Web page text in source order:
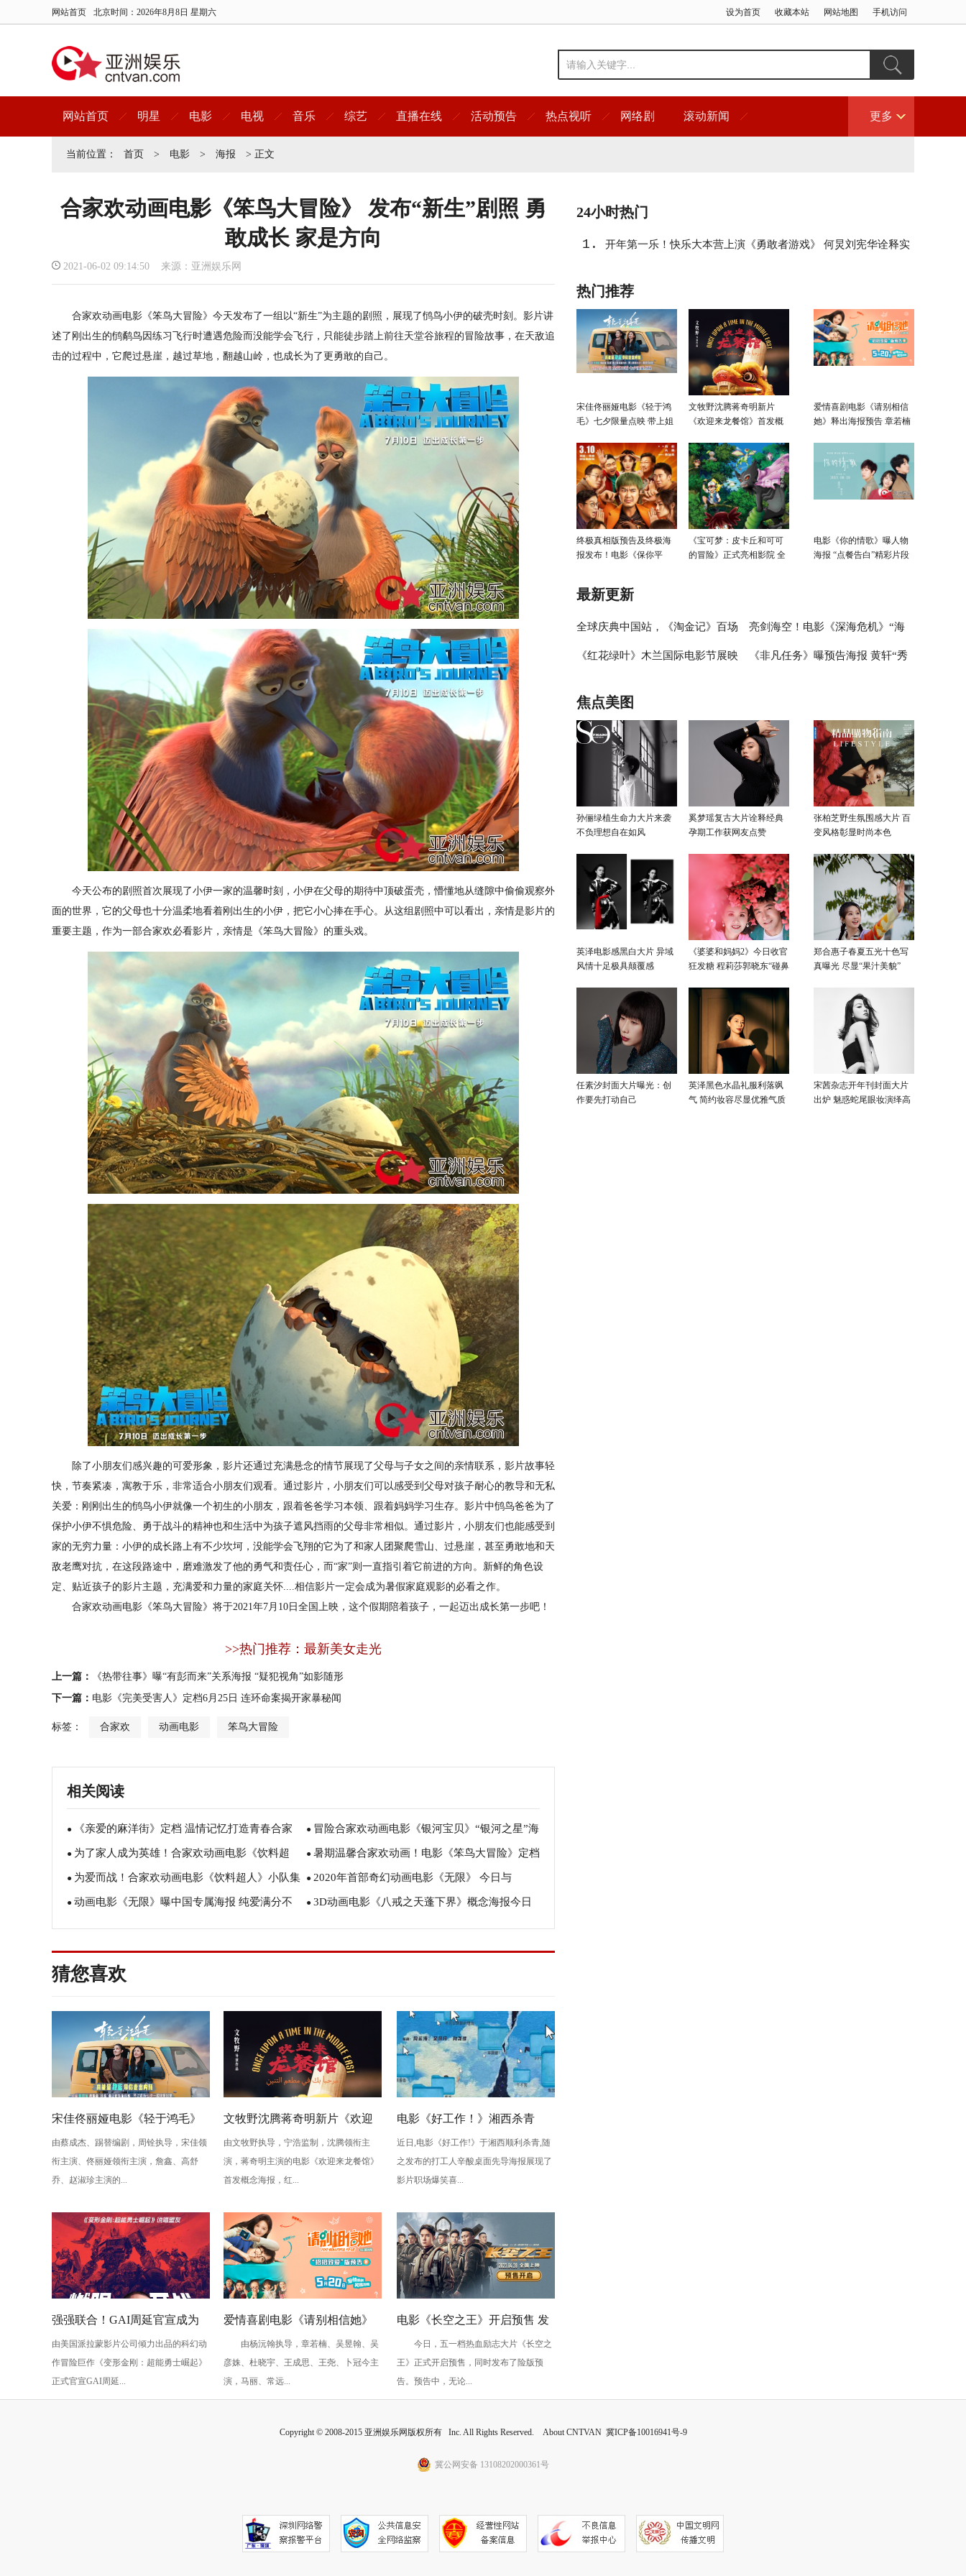
网站首页 北京时间： 2026年8月8日 星期六 设为首页 收藏本站 网站地图 手机访问
网站首页 明星 电影 电视 音乐 综艺 直播在线 活动预告 热点视听 网络剧 滚动新闻 更多
当前位置： 首页 > 电影 > 海报 > 正文
合家欢动画电影《笨鸟大冒险》 发布“新生”剧照 勇
敢成长 家是方向
2021-06-02 09:14:50 来源：亚洲娱乐网
合家欢动画电影《笨鸟大冒险》今天发布了一组以“新生”为主题的剧照，展现了鸻鸟小伊的破壳时刻。影片讲
述了刚出生的鸻鹬鸟因练习飞行时遭遇危险而没能学会飞行，只能徒步踏上前往天堂谷旅程的冒险故事，在天敌追
击的过程中，它爬过悬崖，越过草地，翻越山岭，也成长为了更勇敢的自己。
今天公布的剧照首次展现了小伊一家的温馨时刻，小伊在父母的期待中顶破蛋壳，懵懂地从缝隙中偷偷观察外
面的世界，它的父母也十分温柔地看着刚出生的小伊，把它小心捧在手心。从这组剧照中可以看出，亲情是影片的
重要主题，作为一部合家欢必看影片，亲情是《笨鸟大冒险》的重头戏。
除了小朋友们感兴趣的可爱形象，影片还通过充满悬念的情节展现了父母与子女之间的亲情联系，影片故事轻
快，节奏紧凑，寓教于乐，非常适合小朋友们观看。通过影片，小朋友们可以感受到父母对孩子耐心的教导和无私
关爱：刚刚出生的鸻鸟小伊就像一个初生的小朋友，跟着爸爸学习本领、跟着妈妈学习生存。影片中鸻鸟爸爸为了
保护小伊不惧危险、勇于战斗的精神也和生活中为孩子遮风挡雨的父母非常相似。通过影片，小朋友们也能感受到
家的无穷力量：小伊的成长路上有不少坎坷，没能学会飞翔的它为了和家人团聚爬雪山、过悬崖，甚至勇敢地和天
敌老鹰对抗，在这段路途中，磨难激发了他的勇气和责任心，而“家”则一直指引着它前进的方向。新鲜的角色设
定、贴近孩子的影片主题，充满爱和力量的家庭关怀....相信影片一定会成为暑假家庭观影的必看之作。
合家欢动画电影《笨鸟大冒险》将于2021年7月10日全国上映，这个假期陪着孩子，一起迈出成长第一步吧！
>>热门推荐：最新美女走光
上一篇：
《热带往事》曝“有彭而来”关系海报 “疑犯视角”如影随形
下一篇： 电影《完美受害人》定档6月25日 连环命案揭开家暴秘闻
标签： 合家欢 动画电影 笨鸟大冒险
相关阅读
● 《亲爱的麻洋街》定档 温情记忆打造青春合家
欢
● 冒险合家欢动画电影《银河宝贝》“银河之星”海
报赛 星宝成最佳模特
● 为了家人成为英雄！合家欢动画电影《饮料超
人》发布“520”特别海报
● 暑期温馨合家欢动画！电影《笨鸟大冒险》定档
7月10日 成长旅途即刻开启
● 为爱而战！合家欢动画电影《饮料超人》小队集
结 英雄出击
● 2020年首部奇幻动画电影《无限》 今日与
Netflix同步全球上线
● 动画电影《无限》曝中国专属海报 纯爱满分不
容错过
● 3D动画电影《八戒之天蓬下界》概念海报今日
曝光 憨厚暖男为爱勇敢
猜您喜欢
宋佳佟丽娅电影《轻于鸿毛》
七夕限量点映 带上姐妹一起快
乐出发
由蔡成杰、踢替编剧，周铨执导，宋佳领
衔主演、佟丽娅领衔主演，詹鑫、高舒
乔、赵淑珍主演的...
文牧野沈腾蒋奇明新片《欢迎
来龙餐馆》首发概念海报 以国
际视野再推现实题材力作
由文牧野执导，宁浩监制，沈腾领衔主
演，蒋奇明主演的电影《欢迎来龙餐馆》
首发概念海报，红...
电影《好工作！》湘西杀青
曝“打工人辛酸桌面”版先导海
报
近日,电影《好工作!》于湘西顺利杀青,随
之发布的打工人辛酸桌面先导海报展现了
影片职场爆笑喜...
强强联合！GAI周延官宣成为
《变形金刚：超能勇士崛起》
说唱盟友引燃变形狂欢
由美国派拉蒙影片公司倾力出品的科幻动
作冒险巨作《变形金刚：超能勇士崛起》
正式官宣GAI周延...
爱情喜剧电影《请别相信她》
释出海报预告 章若楠吴昱翰欢
喜相聚520
由杨沅翰执导，章若楠、吴昱翰、吴
彦姝、杜晓宇、王成思、王尧、卜冠今主
演，马丽、常远...
电影《长空之王》开启预售 发
布“险”版预告 高空之上体验惊
心动魄险情瞬间
今日，五一档热血励志大片《长空之
王》正式开启预售，同时发布了险版预
告。预告中，无论...
24小时热门
1. 开年第一乐！快乐大本营上演《勇敢者游戏》 何炅刘宪华诠释实
热门推荐
宋佳佟丽娅电影《轻于鸿
毛》七夕限量点映 带上姐
文牧野沈腾蒋奇明新片
《欢迎来龙餐馆》首发概
实题材力作
爱情喜剧电影《请别相信
她》释出海报预告 章若楠
终极真相版预告及终极海
报发布！电影《保你平
《宝可梦：皮卡丘和可可
的冒险》正式亮相影院 全
电影《你的情歌》曝人物
海报 “点餐告白”精彩片段
最新更新
全球庆典中国站，《淘金记》百场
纪念放映将于6月26日举办
亮剑海空！电影《深海危机》“海
上战争”大场面曝光
《红花绿叶》木兰国际电影节展映 《非凡任务》曝预告海报 黄轩“秀
焦点美图
孙俪绿植生命力大片来袭
不负理想自在如风
奚梦瑶复古大片诠释经典
孕期工作获网友点赞
张柏芝野生氛围感大片 百
变风格彰显时尚本色
英泽电影感黑白大片 异域
风情十足极具颠覆感
《婆婆和妈妈2》今日收官
狂发糖 程莉莎郭晓东“碰鼻
郑合惠子春夏五光十色写
真曝光 尽显“果汁美貌”
任素汐封面大片曝光：创
作要先打动自己
英泽黑色水晶礼服利落飒
气 简约妆容尽显优雅气质
宋茜杂志开年刊封面大片
出炉 魅惑蛇尾眼妆演绎高
Copyright © 2008-2015 亚洲娱乐网版权所有 Inc. All Rights Reserved. About CNTVAN 冀ICP备10016941号-9
冀公网安备 13108202000361号